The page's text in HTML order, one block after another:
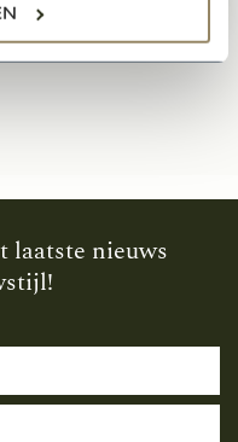
laatste nieuws